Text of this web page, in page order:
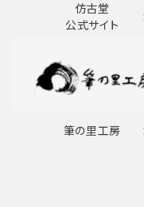
仿古堂
公式サイト
筆の里工房